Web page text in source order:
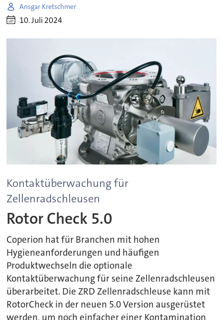
Ansgar Kretschmer
10. Juli 2024
Kontaktüberwachung für
Zellenradschleusen
Rotor Check 5.0
Coperion hat für Branchen mit hohen
Hygieneanforderungen und häufigen
Produktwechseln die optionale
Kontaktüberwachung für seine Zellenradschleusen
überarbeitet. Die ZRD Zellenradschleuse kann mit
RotorCheck in der neuen 5.0 Version ausgerüstet
werden, um noch einfacher einer Kontamination